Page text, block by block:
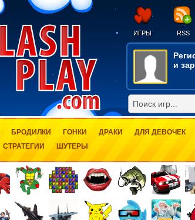
ИГРЫ RSS
и
БРОДИЛКИ ГОНКИ ДРАКИ ДЛЯ ДЕВОЧЕК
СТРАТЕГИИ ШУТЕРЫ